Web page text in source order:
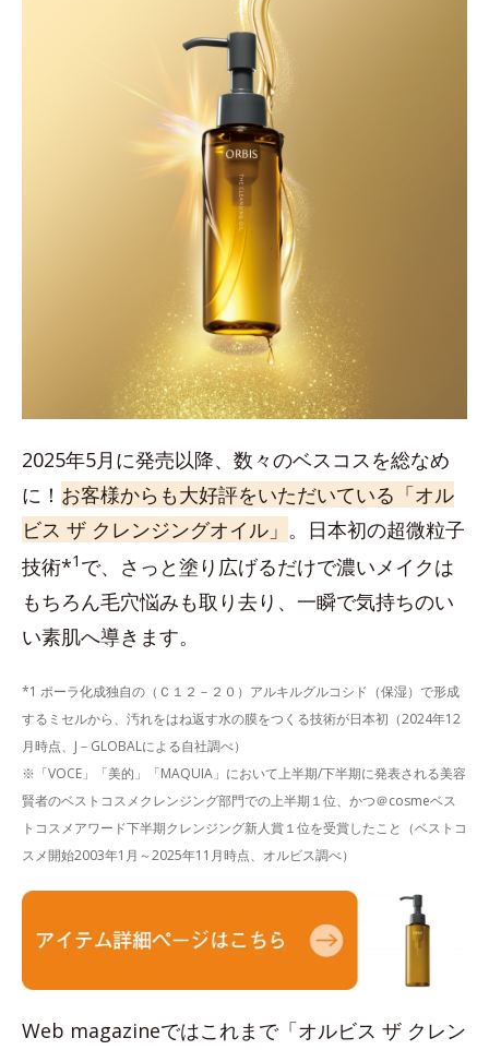
2025年5月に発売以降、数々のベスコスを総なめ
に！ お客様からも大好評をいただいている「オル
ビス ザ クレンジングオイル」 。日本初の超微粒子
技術*1 で、さっと塗り広げるだけで濃いメイクは
もちろん毛穴悩みも取り去り、一瞬で気持ちのい
い素肌へ導きます。
*1 ポーラ化成独自の（Ｃ１２－２０）アルキルグルコシド（保湿）で形成
するミセルから、汚れをはね返す水の膜をつくる技術が日本初（2024年12
月時点、J－GLOBALによる自社調べ）
※「VOCE」「美的」「MAQUIA」において上半期/下半期に発表される美容
賢者のベストコスメクレンジング部門での上半期１位、かつ＠cosmeベス
トコスメアワード下半期クレンジング新人賞１位を受賞したこと（ベストコ
スメ開始2003年1月～2025年11月時点、オルビス調べ）
Web magazineではこれまで「オルビス ザ クレン